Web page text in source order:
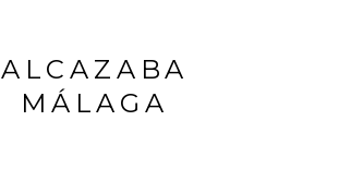
ALCAZABA
MÁLAGA